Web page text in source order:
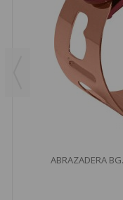
ABRAZADERA